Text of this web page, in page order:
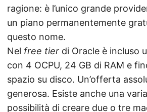
ragione: è l’unico grande
un piano permanentemente
questo nome.
Nel free tier di Oracle è incluso
con 4 OCPU, 24 GB di RAM e
spazio su disco. Un’offerta
generosa. Esiste anche una
possibilità di creare due o tre